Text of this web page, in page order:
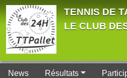
TENNIS DE
LE CLUB
News Résultats
Panneau de gestion des cookies